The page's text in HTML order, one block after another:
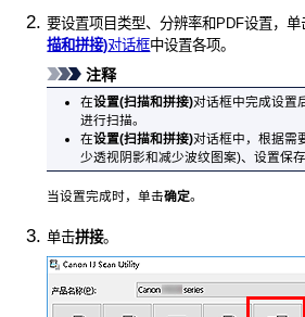
要设置项目类型、分辨率和PDF设置，单
描和拼接)对话框中设置各项。
注释
在设置(扫描和拼接)对话框中完成设置
进行扫描。
在设置(扫描和拼接)对话框中，根据需
少透视阴影和减少波纹图案)、设置保
当设置完成时，单击确定。
单击拼接。